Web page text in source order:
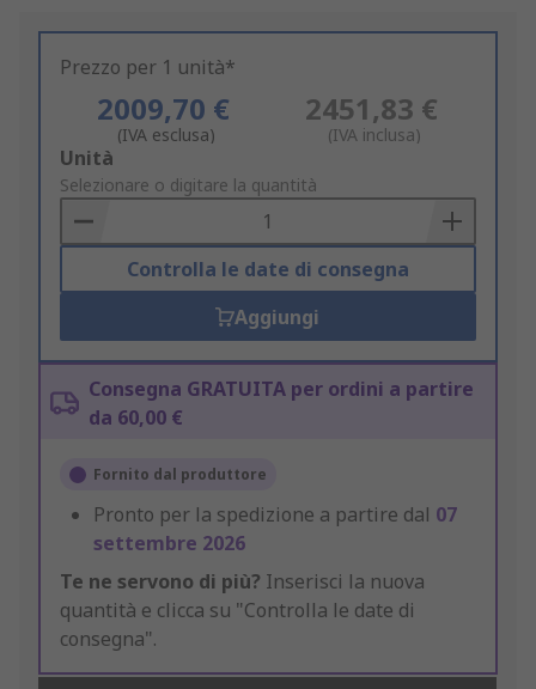
Prezzo per 1 unità*
2009,70 €
(IVA esclusa)
2451,83 €
(IVA inclusa)
Add
to
Basket
Unità
Selezionare o digitare la quantità
Controlla le date di consegna
Aggiungi
Consegna GRATUITA per ordini a partire
da 60,00 €
Fornito dal produttore
Pronto per la spedizione a partire dal 07
settembre 2026
Te ne servono di più? Inserisci la nuova
quantità e clicca su "Controlla le date di
consegna".